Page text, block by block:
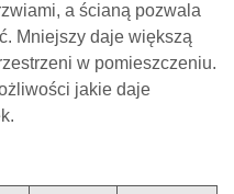
a ścianą pozwala
Mniejszy daje większą
w pomieszczeniu.
jakie daje